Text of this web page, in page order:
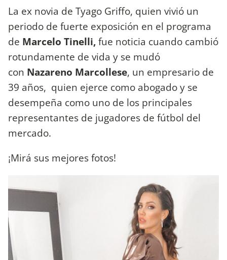
La ex novia de Tyago Griffo, quien vivió un
periodo de fuerte exposición en el programa
de Marcelo Tinelli,fue noticia cuando cambió
rotundamente de vida y se mudó
con Nazareno Marcollese, un empresario de
39 años, quien ejerce como abogado y se
desempeña como uno de los principales
representantes de jugadores de fútbol del
mercado.
¡Mirá sus mejores fotos!